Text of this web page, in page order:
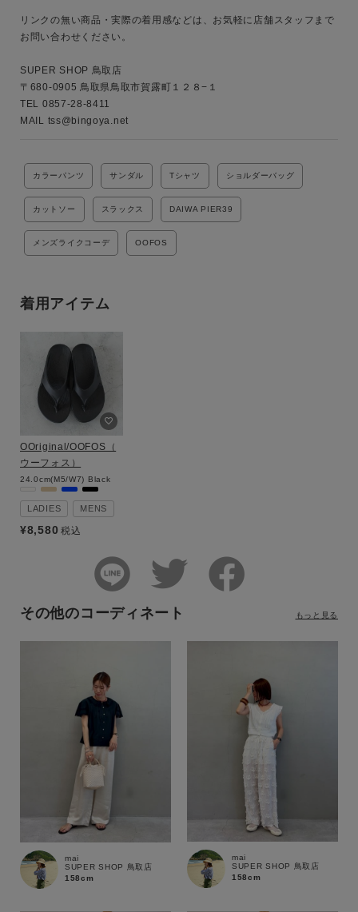
ブランド
リンクの無い商品・実際の着用感などは、お気軽に店舗スタッフまで
お問い合わせください。
SUPER SHOP 鳥取店
〒680-0905 鳥取県鳥取市賀露町１２８−１
TEL 0857-28-8411
MAIL tss@bingoya.net
カラーパンツ サンダル Tシャツ ショルダーバッグ
カットソー スラックス DAIWA PIER39
メンズライクコーデ OOFOS
着用アイテム
OOriginal/OOFOS（
ウーフォス）
24.0cm(M5/W7) Black
LADIES MENS
¥8,580 税込
その他のコーディネート
mai
SUPER SHOP 鳥取店
158cm
mai
SUPER SHOP 鳥取店
158cm
もっと見る